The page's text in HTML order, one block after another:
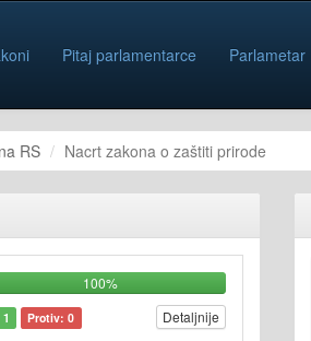
Pitaj parlamentarce Parlametar
RS Nacrt zakona o zaštiti prirode
100%
Protiv: 0 Detaljnije